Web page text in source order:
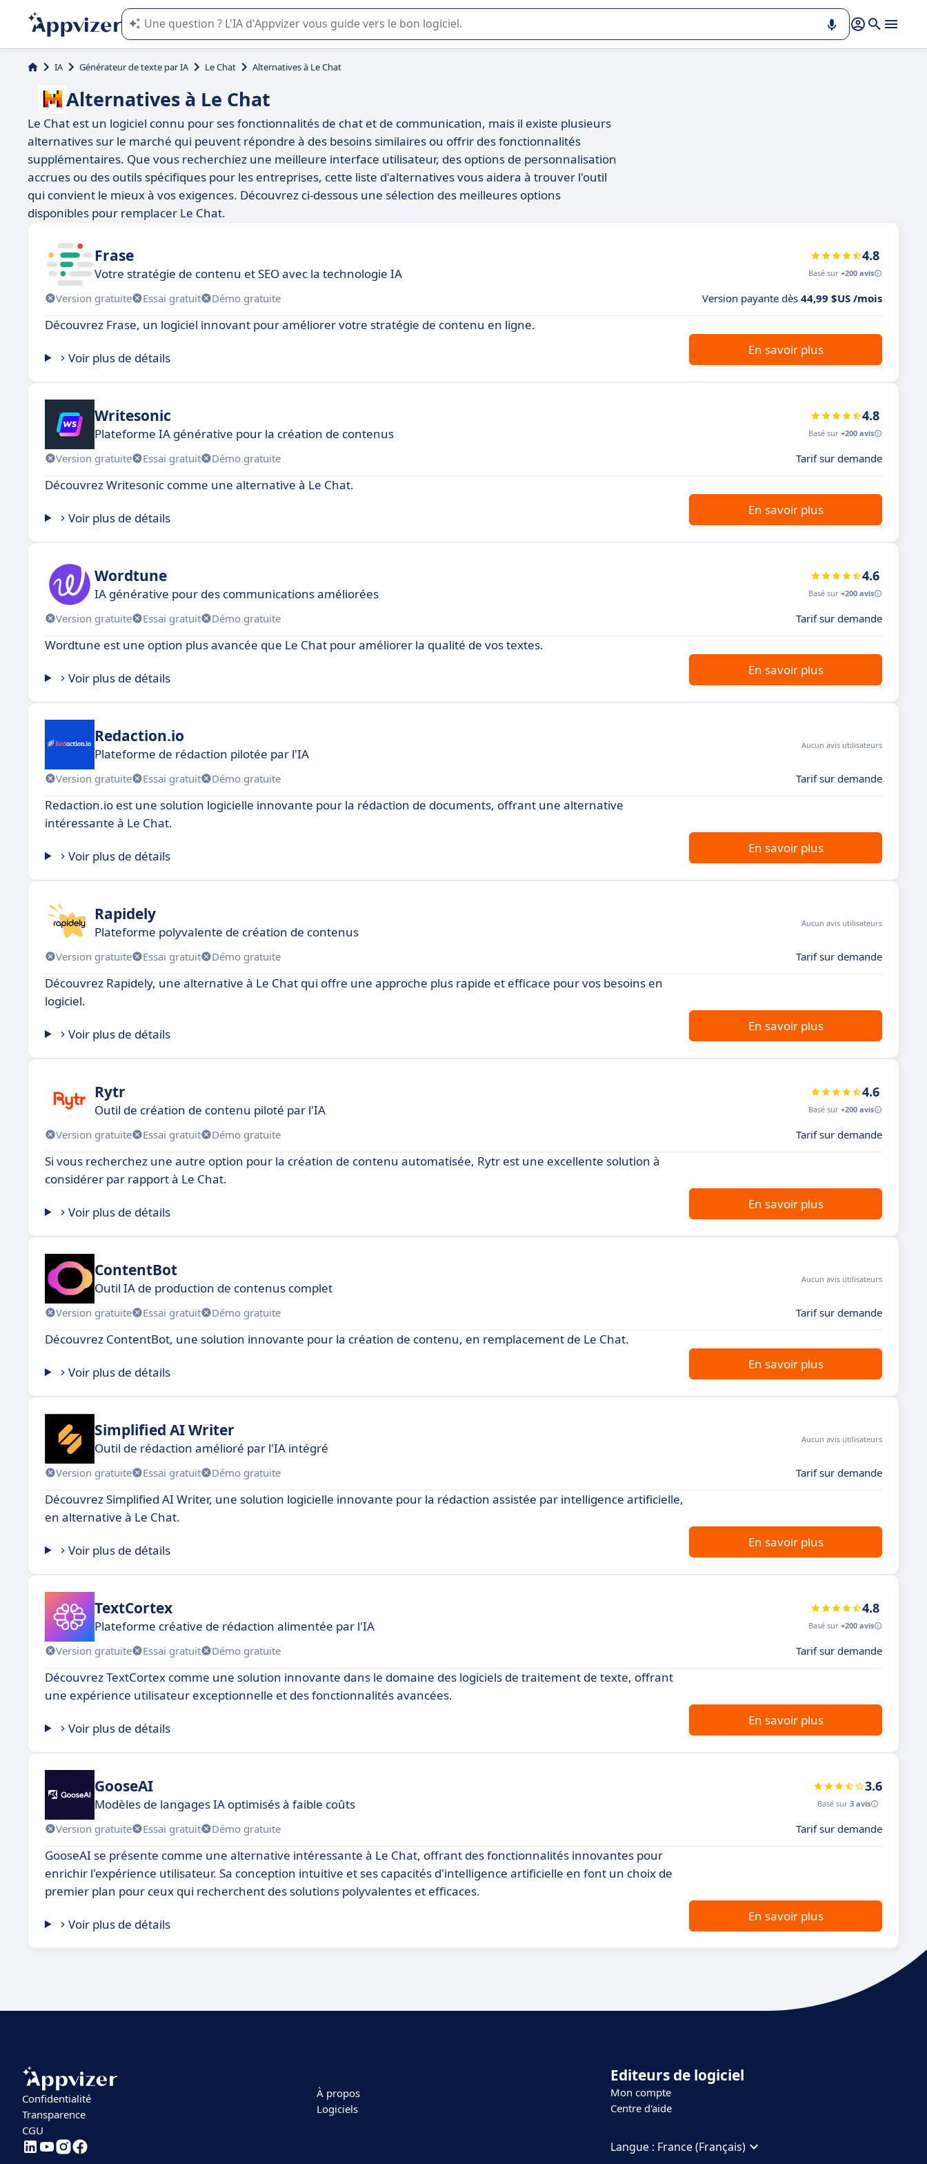
L'IA de Appvizer vous guide dans l'utilisation ou la sélection de logiciel SaaS en entreprise.
IA Générateur de texte par IA Le Chat Alternatives à Le Chat
Alternatives à Le Chat
Le Chat est un logiciel connu pour ses fonctionnalités de chat et de communication, mais il existe plusieurs
alternatives sur le marché qui peuvent répondre à des besoins similaires ou offrir des fonctionnalités
supplémentaires. Que vous recherchiez une meilleure interface utilisateur, des options de personnalisation
accrues ou des outils spécifiques pour les entreprises, cette liste d'alternatives vous aidera à trouver l'outil
qui convient le mieux à vos exigences. Découvrez ci-dessous une sélection des meilleures options
disponibles pour remplacer Le Chat.
Frase
Votre stratégie de contenu et SEO avec la technologie IA
4.8
Basé sur +200 avis
Version gratuite Essai gratuit Démo gratuite Version payante dès 44,99 $US /mois
Découvrez Frase, un logiciel innovant pour améliorer votre stratégie de contenu en ligne.
Voir plus de détails
En savoir plus
Writesonic
Plateforme IA générative pour la création de contenus
4.8
Basé sur +200 avis
Version gratuite Essai gratuit Démo gratuite Tarif sur demande
Découvrez Writesonic comme une alternative à Le Chat.
Voir plus de détails
En savoir plus
Wordtune
IA générative pour des communications améliorées
4.6
Basé sur +200 avis
Version gratuite Essai gratuit Démo gratuite Tarif sur demande
Wordtune est une option plus avancée que Le Chat pour améliorer la qualité de vos textes.
Voir plus de détails
En savoir plus
Redaction.io
Plateforme de rédaction pilotée par l'IA
Aucun avis utilisateurs
Version gratuite Essai gratuit Démo gratuite Tarif sur demande
Redaction.io est une solution logicielle innovante pour la rédaction de documents, offrant une alternative
intéressante à Le Chat.
Voir plus de détails
En savoir plus
Rapidely
Plateforme polyvalente de création de contenus
Aucun avis utilisateurs
Version gratuite Essai gratuit Démo gratuite Tarif sur demande
Découvrez Rapidely, une alternative à Le Chat qui offre une approche plus rapide et efficace pour vos besoins en
logiciel.
Voir plus de détails
En savoir plus
Rytr
Outil de création de contenu piloté par l'IA
4.6
Basé sur +200 avis
Version gratuite Essai gratuit Démo gratuite Tarif sur demande
Si vous recherchez une autre option pour la création de contenu automatisée, Rytr est une excellente solution à
considérer par rapport à Le Chat.
Voir plus de détails
En savoir plus
ContentBot
Outil IA de production de contenus complet
Aucun avis utilisateurs
Version gratuite Essai gratuit Démo gratuite Tarif sur demande
Découvrez ContentBot, une solution innovante pour la création de contenu, en remplacement de Le Chat.
Voir plus de détails
En savoir plus
Simplified AI Writer
Outil de rédaction amélioré par l'IA intégré
Aucun avis utilisateurs
Version gratuite Essai gratuit Démo gratuite Tarif sur demande
Découvrez Simplified AI Writer, une solution logicielle innovante pour la rédaction assistée par intelligence artificielle,
en alternative à Le Chat.
Voir plus de détails
En savoir plus
TextCortex
Plateforme créative de rédaction alimentée par l'IA
4.8
Basé sur +200 avis
Version gratuite Essai gratuit Démo gratuite Tarif sur demande
Découvrez TextCortex comme une solution innovante dans le domaine des logiciels de traitement de texte, offrant
une expérience utilisateur exceptionnelle et des fonctionnalités avancées.
Voir plus de détails
En savoir plus
GooseAI
Modèles de langages IA optimisés à faible coûts
3.6
Basé sur 3 avis
Version gratuite Essai gratuit Démo gratuite Tarif sur demande
GooseAI se présente comme une alternative intéressante à Le Chat, offrant des fonctionnalités innovantes pour
enrichir l'expérience utilisateur. Sa conception intuitive et ses capacités d'intelligence artificielle en font un choix de
premier plan pour ceux qui recherchent des solutions polyvalentes et efficaces.
Voir plus de détails
En savoir plus
Confidentialité
Transparence
CGU
À propos
Logiciels
Editeurs de logiciel
Mon compte
Centre d'aide
Langue : France (Français)